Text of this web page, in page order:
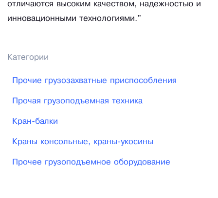
отличаются высоким качеством, надежностью и
инновационными технологиями."
Категории
Прочие грузозахватные приспособления
Прочая грузоподъемная техника
Кран-балки
Краны консольные, краны-укосины
Прочее грузоподъемное оборудование